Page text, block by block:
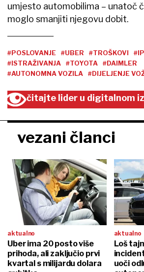
umjesto automobilima – unatoč
moglo smanjiti njegovu dobit.
#POSLOVANJE #UBER #TROŠKOVI
#ISTRAŽIVANJA
#TOYOTA
#DAIMLER
#AUTONOMNA VOZILA
#DIJELJENJE
čitajte lider u digitalnom
vezani članci
aktualno
Uber ima 20 posto više
prihoda, ali zaključio prvi
kvartal s milijardu dolara
aktualno
Loš
uoči